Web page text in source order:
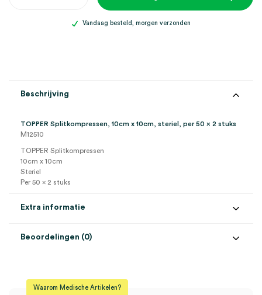
Vandaag besteld, morgen verzonden
Beschrijving
TOPPER Splitkompressen, 10cm x 10cm, steriel, per 50 x 2 stuks
M12510
TOPPER Splitkompressen
10cm x 10cm
Steriel
Per 50 x 2 stuks
Extra informatie
Steriel steriel
Beoordelingen (0)
Waarom Medische Artikelen?